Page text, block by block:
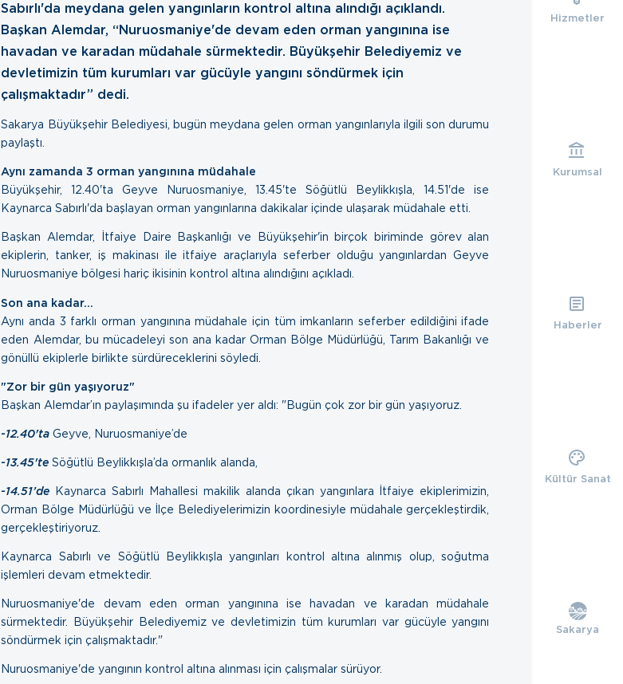
Sabırlı'da meydana gelen yangınların kontrol altına alındığı açıklandı.
Başkan Alemdar, “Nuruosmaniye'de devam eden orman yangınına ise
havadan ve karadan müdahale sürmektedir. Büyükşehir Belediyemiz ve
devletimizin tüm kurumları var gücüyle yangını söndürmek için
çalışmaktadır” dedi.
Sakarya Büyükşehir Belediyesi, bugün meydana gelen orman yangınlarıyla ilgili son durumu
paylaştı.
Aynı zamanda 3 orman yangınına müdahale
Büyükşehir, 12.40'ta Geyve Nuruosmaniye, 13.45'te Söğütlü Beylikkışla, 14.51'de ise
Kaynarca Sabırlı'da başlayan orman yangınlarına dakikalar içinde ulaşarak müdahale etti.
Başkan Alemdar, İtfaiye Daire Başkanlığı ve Büyükşehir'in birçok biriminde görev alan
ekiplerin, tanker, iş makinası ile itfaiye araçlarıyla seferber olduğu yangınlardan Geyve
Nuruosmaniye bölgesi hariç ikisinin kontrol altına alındığını açıkladı.
Son ana kadar...
Aynı anda 3 farklı orman yangınına müdahale için tüm imkanların seferber edildiğini ifade
eden Alemdar, bu mücadeleyi son ana kadar Orman Bölge Müdürlüğü, Tarım Bakanlığı ve
gönüllü ekiplerle birlikte sürdüreceklerini söyledi.
"Zor bir gün yaşıyoruz"
Başkan Alemdar’ın paylaşımında şu ifadeler yer aldı: "Bugün çok zor bir gün yaşıyoruz.
-12.40'ta Geyve, Nuruosmaniye’de
-13.45'te Söğütlü Beylikkışla’da ormanlık alanda,
-14.51’de Kaynarca Sabırlı Mahallesi makilik alanda çıkan yangınlara İtfaiye ekiplerimizin,
Orman Bölge Müdürlüğü ve İlçe Belediyelerimizin koordinesiyle müdahale gerçekleştirdik,
gerçekleştiriyoruz.
Kaynarca Sabırlı ve Söğütlü Beylikkışla yangınları kontrol altına alınmış olup, soğutma
işlemleri devam etmektedir.
Nuruosmaniye'de devam eden orman yangınına ise havadan ve karadan müdahale
sürmektedir. Büyükşehir Belediyemiz ve devletimizin tüm kurumları var gücüyle yangını
söndürmek için çalışmaktadır."
Nuruosmaniye'de yangının kontrol altına alınması için çalışmalar sürüyor.
Hizmetler
Kurumsal
Haberler
Kültür Sanat
Sakarya